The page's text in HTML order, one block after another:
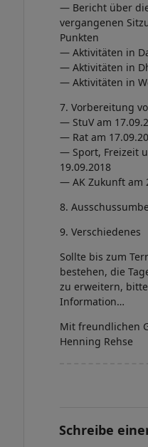
— Bericht über
vergangenen
Punkten
— Aktivitäten in
— Aktivitäten in
— Aktivitäten in
7. Vorbereitung
— StuV am
— Rat am
— Sport, Freizeit
19.09.2018
— AK Zukunft am
8.
9. Verschiedenes
Sollte bis zum
bestehen, die
zu erweitern,
Information…
Mit freundlichen
Henning Rehse
Schreibe